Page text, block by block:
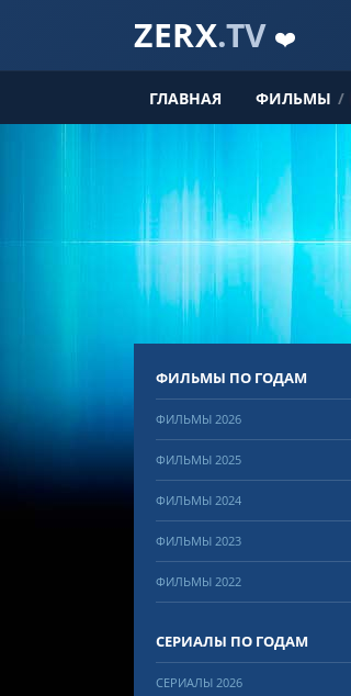
ZERX.TV ❤️
ГЛАВНАЯ ФИЛЬМЫ /
0
ФИЛЬМЫ ПО ГОДАМ
ФИЛЬМЫ 2026
ФИЛЬМЫ 2025
ФИЛЬМЫ 2024
ФИЛЬМЫ 2023
ФИЛЬМЫ 2022
СЕРИАЛЫ ПО ГОДАМ
СЕРИАЛЫ 2026